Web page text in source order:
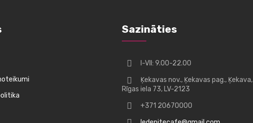
Sazināties
I-VII: 9.00-22.00
Ķekavas nov., Ķekavas pag., Ķekava,
Rīgas iela 73, LV-2123
+371 20670000